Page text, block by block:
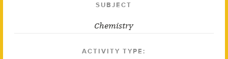
SUBJECT
Chemistry
ACTIVITY TYPE: